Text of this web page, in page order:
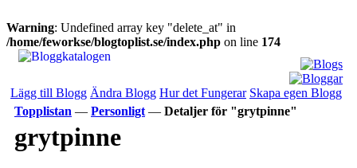
Warning: Undefined array key "delete_at" in
/home/feworkse/blogtoplist.se/index.php on line 174
Lägg till Blogg Ändra Blogg Hur det Fungerar Skapa egen Blogg
Topplistan — Personligt — Detaljer för "grytpinne"
grytpinne